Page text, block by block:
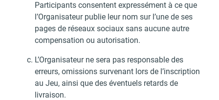
Participants consentent expressément à ce que
l’Organisateur publie leur nom sur l’une de ses
pages de réseaux sociaux sans aucune autre
compensation ou autorisation.
L’Organisateur ne sera pas responsable des
erreurs, omissions survenant lors de l’inscription
au Jeu, ainsi que des éventuels retards de
livraison.